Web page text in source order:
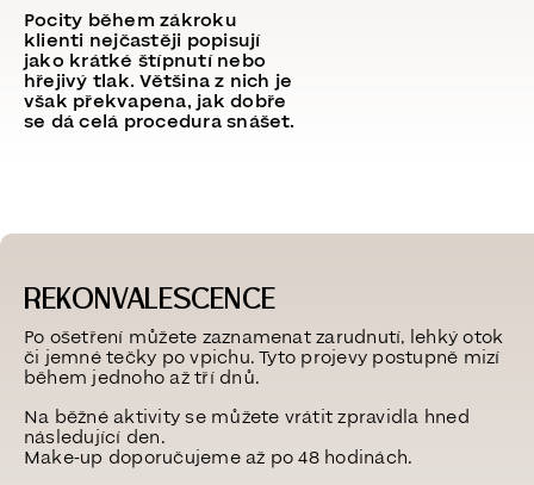
Pocity během zákroku
klienti nejčastěji popisují
jako krátké štípnutí nebo
hřejivý tlak. Většina z nich je
však překvapena, jak dobře
se dá celá procedura snášet.
REKONVALESCENCE
Po ošetření můžete zaznamenat zarudnutí, lehký otok
či jemné tečky po vpichu. Tyto projevy postupně mizí
během jednoho až tří dnů.
Na běžné aktivity se můžete vrátit zpravidla hned
následující den.
Make-up doporučujeme až po 48 hodinách.